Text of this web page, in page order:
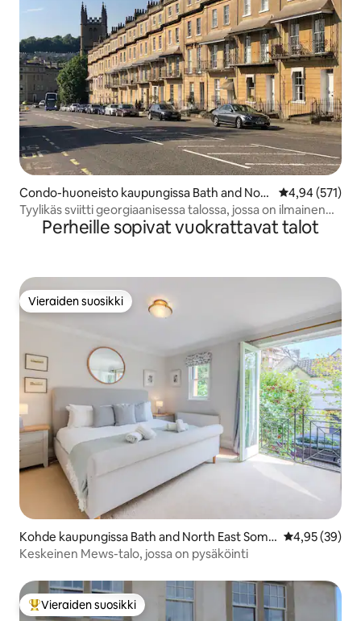
Condo-huoneisto kaupungissa Bath and Nort
h East Somerset
4,94 (571)
Tyylikäs sviitti georgiaanisessa talossa, jossa on ilmainen
pysäköinti
Perheille sopivat vuokrattavat talot
Vieraiden suosikki
Vieraiden suosikki
Kohde kaupungissa Bath and North East Some
rset
4,95 (39)
Keskeinen Mews-talo, jossa on pysäköinti
Vieraiden suosikkien parhaimmistoa
Vieraiden suosikki